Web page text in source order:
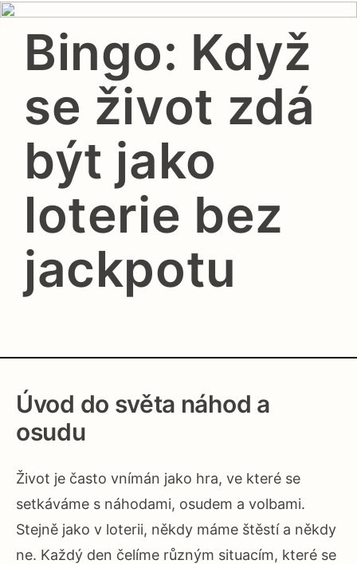
Bingo: Když
se život zdá
být jako
loterie bez
jackpotu
Úvod do světa náhod a
osudu
Život je často vnímán jako hra, ve které se
setkáváme s náhodami, osudem a volbami.
Stejně jako v loterii, někdy máme štěstí a někdy
ne. Každý den čelíme různým situacím, které se